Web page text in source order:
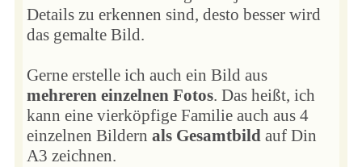
Details zu erkennen sind, desto besser wird
das gemalte Bild.
Gerne erstelle ich auch ein Bild aus
mehreren einzelnen Fotos. Das heißt, ich
kann eine vierköpfige Familie auch aus 4
einzelnen Bildern als Gesamtbild auf Din
A3 zeichnen.